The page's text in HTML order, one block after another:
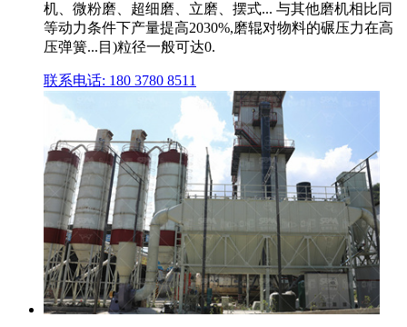
机、微粉磨、超细磨、立磨、摆式... 与其他磨机相比同
等动力条件下产量提高2030%,磨辊对物料的碾压力在高
压弹簧...目)粒径一般可达0.
联系电话: 180 3780 8511